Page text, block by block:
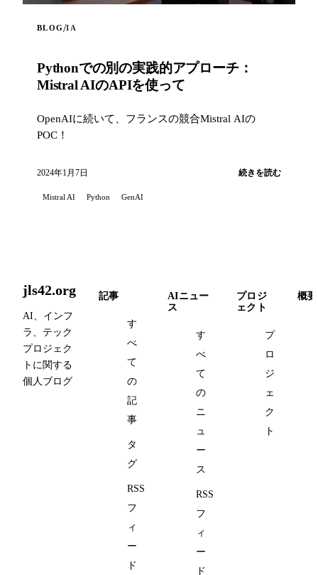
BLOG/IA
Pythonでの別の実践的アプローチ：
Mistral AIのAPIを使って
OpenAIに続いて、フランスの競合Mistral AIの
POC！
2024年1月7日 続きを読む
Mistral AI Python GenAI
jls42.org
AI、インフ
ラ、テック
プロジェク
トに関する
個人ブログ
記事
す
べ
て
の
記
事
タ
グ
RSS
フ
ィ
ー
ド
AIニュー
ス
す
べ
て
の
ニ
ュ
ー
ス
RSS
フ
ィ
ー
ド
プロジ
ェクト
プ
ロ
ジ
ェ
ク
ト
概要